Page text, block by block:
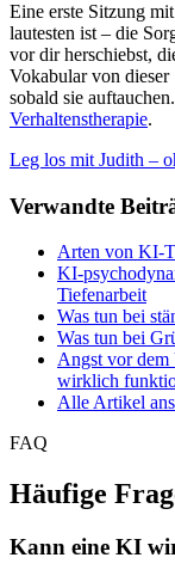
Eine erste Sitzung mit
lautesten ist – die
vor dir herschiebst,
Vokabular von
sobald sie
Verhaltenstherapie.
Leg los mit Judith –
Verwandte
Arten von KI-
KI-
Tiefenarbeit
Was tun bei
Was tun bei
Angst vor dem
wirklich
Alle Artikel
FAQ
Häufige
Kann eine KI